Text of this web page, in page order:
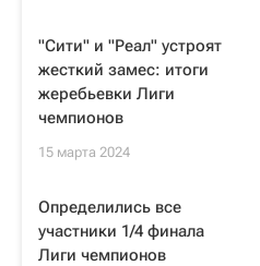
"Сити" и "Реал" устроят
жесткий замес: итоги
жеребьевки Лиги
чемпионов
15 марта 2024
Определились все
участники 1/4 финала
Лиги чемпионов